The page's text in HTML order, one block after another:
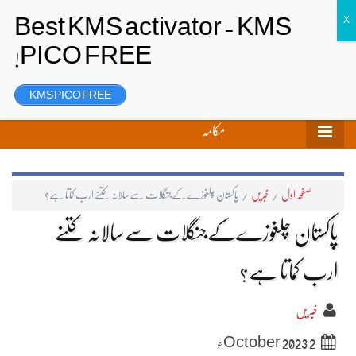
رجسٹر
مکالمہ
صفحہ اول / خبریں / پاکستان چلغوزےکےجنگلات سےسالانہ کتنے ارب کماتا ہے؟
پاکستان چلغوزےکےجنگلات سےسالانہ کتنے
ارب کماتا ہے؟
خبریں
2 October 2023ء
KMS PICO FREE